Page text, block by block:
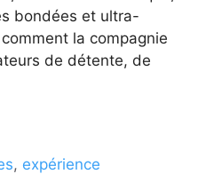
bondées et ultra-
la compagnie
de détente, de
, expérience